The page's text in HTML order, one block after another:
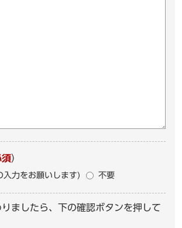
須）
入力をお願いします) 不要
ましたら、下の確認ボタンを押して